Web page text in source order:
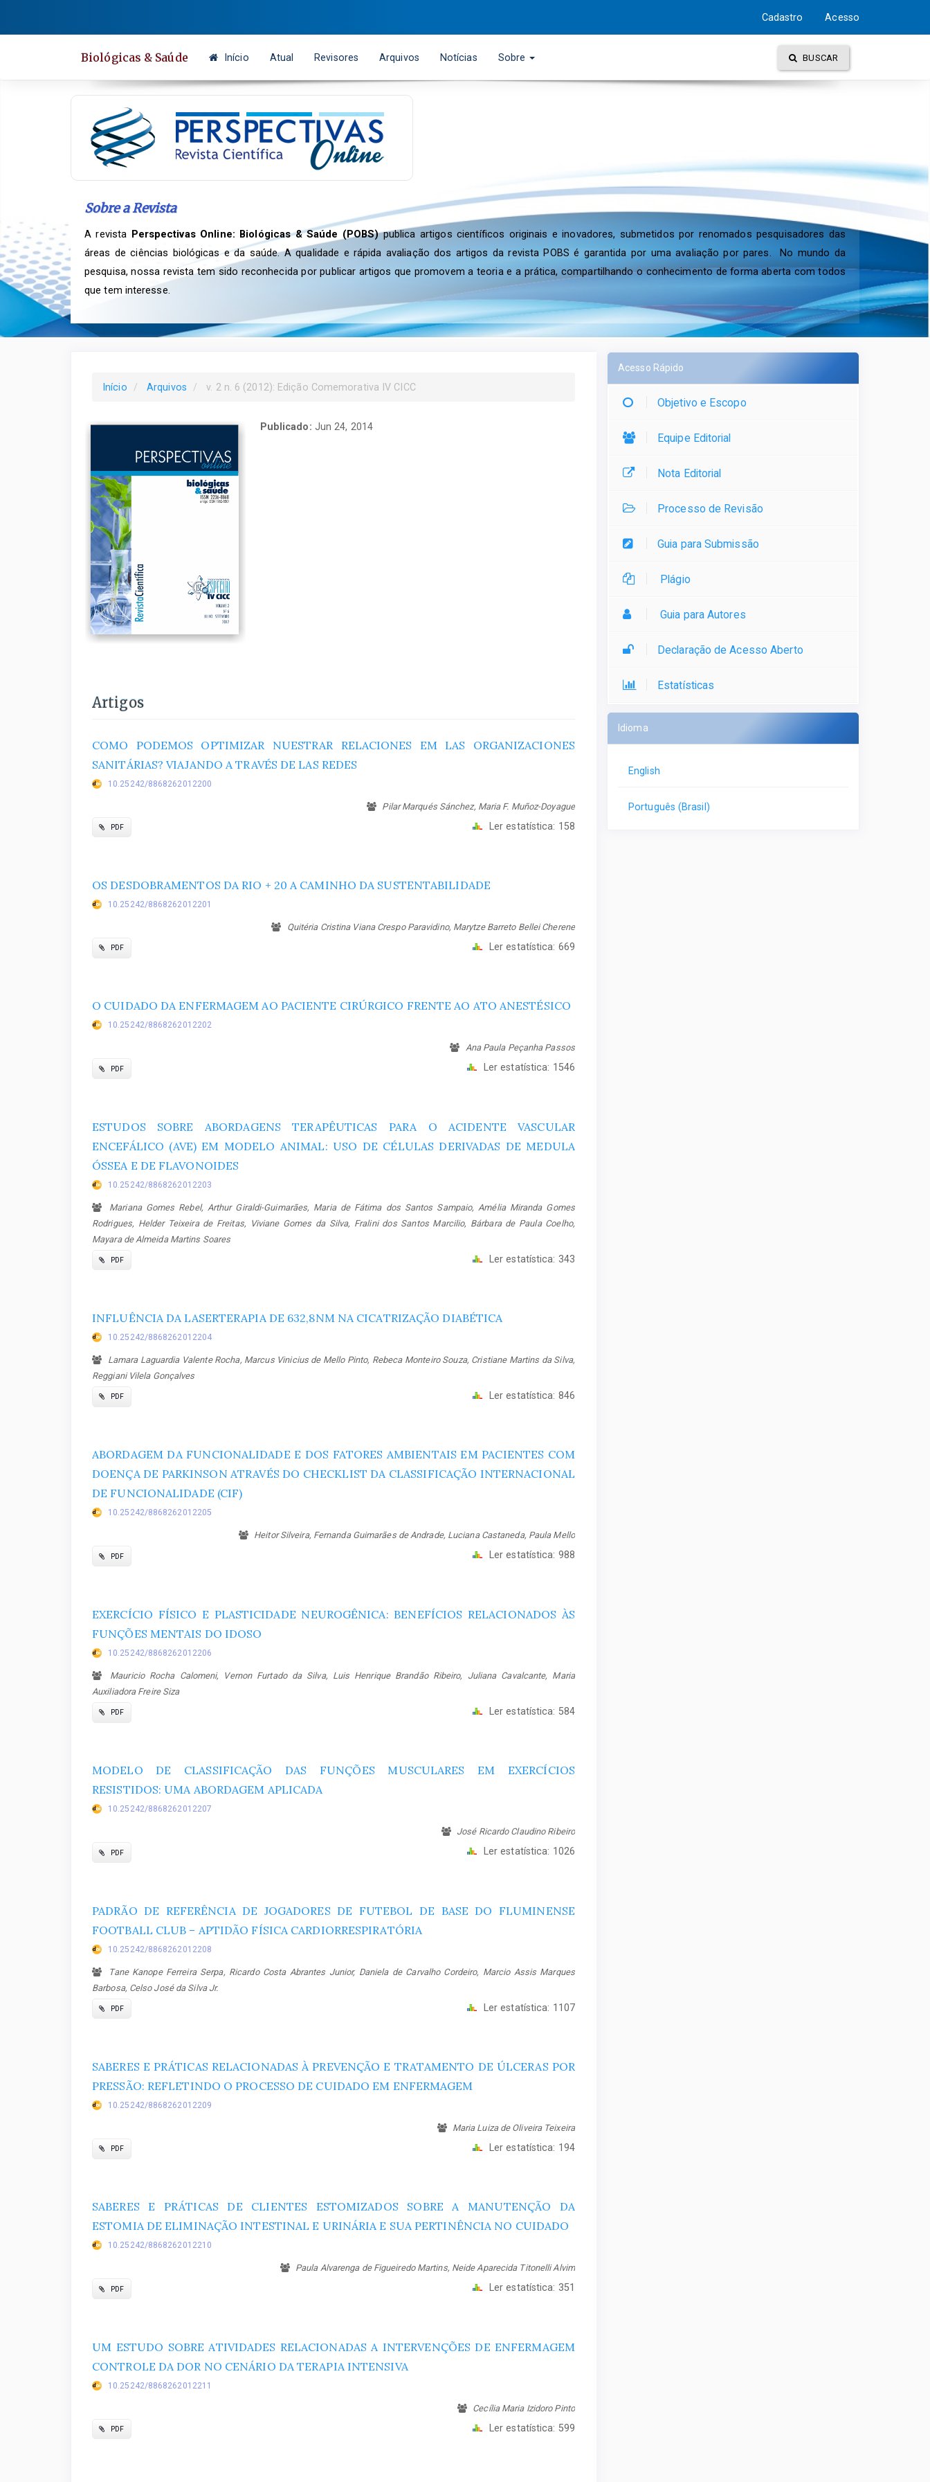
Lateral
Cadastro Acesso
Biológicas & Saúde Início Atual Revisores Arquivos Notícias Sobre BUSCAR
Sobre a Revista
A revista Perspectivas Online: Biológicas & Saúde (POBS)publica artigos científicos originais e inovadores, submetidos por renomados pesquisadores das
áreas de ciências biológicas e da saúde. A qualidade e rápida avaliação dos artigos da revista POBS é garantida por uma avaliação por pares. No mundo da
pesquisa, nossa revista tem sido reconhecida por publicar artigos que promovem a teoria e a prática, compartilhando o conhecimento de forma aberta com todos
que tem interesse.
Início Arquivos v. 2 n. 6 (2012): Edição Comemorativa IV CICC
Publicado: Jun 24, 2014
Artigos
COMO PODEMOS OPTIMIZAR NUESTRAR RELACIONES EM LAS ORGANIZACIONES
SANITÁRIAS? VIAJANDO A TRAVÉS DE LAS REDES
10.25242/8868262012200
Pilar Marqués Sánchez, Maria F. Muñoz-Doyague
PDF Ler estatística: 158
OS DESDOBRAMENTOS DA RIO + 20 A CAMINHO DA SUSTENTABILIDADE
10.25242/8868262012201
Quitéria Cristina Viana Crespo Paravidino, Marytze Barreto Bellei Cherene
PDF Ler estatística: 669
O CUIDADO DA ENFERMAGEM AO PACIENTE CIRÚRGICO FRENTE AO ATO ANESTÉSICO
10.25242/8868262012202
Ana Paula Peçanha Passos
PDF Ler estatística: 1546
ESTUDOS SOBRE ABORDAGENS TERAPÊUTICAS PARA O ACIDENTE VASCULAR
ENCEFÁLICO (AVE) EM MODELO ANIMAL: USO DE CÉLULAS DERIVADAS DE MEDULA
ÓSSEA E DE FLAVONOIDES
10.25242/8868262012203
Mariana Gomes Rebel, Arthur Giraldi-Guimarães, Maria de Fátima dos Santos Sampaio, Amélia Miranda Gomes
Rodrigues, Helder Teixeira de Freitas, Viviane Gomes da Silva, Fralini dos Santos Marcilio, Bárbara de Paula Coelho,
Mayara de Almeida Martins Soares
PDF Ler estatística: 343
INFLUÊNCIA DA LASERTERAPIA DE 632,8NM NA CICATRIZAÇÃO DIABÉTICA
10.25242/8868262012204
Lamara Laguardia Valente Rocha, Marcus Vinicius de Mello Pinto, Rebeca Monteiro Souza, Cristiane Martins da Silva,
Reggiani Vilela Gonçalves
PDF Ler estatística: 846
ABORDAGEM DA FUNCIONALIDADE E DOS FATORES AMBIENTAIS EM PACIENTES COM
DOENÇA DE PARKINSON ATRAVÉS DO CHECKLIST DA CLASSIFICAÇÃO INTERNACIONAL
DE FUNCIONALIDADE (CIF)
10.25242/8868262012205
Heitor Silveira, Fernanda Guimarães de Andrade, Luciana Castaneda, Paula Mello
PDF Ler estatística: 988
EXERCÍCIO FÍSICO E PLASTICIDADE NEUROGÊNICA: BENEFÍCIOS RELACIONADOS ÀS
FUNÇÕES MENTAIS DO IDOSO
10.25242/8868262012206
Mauricio Rocha Calomeni, Vernon Furtado da Silva, Luis Henrique Brandão Ribeiro, Juliana Cavalcante, Maria
Auxiliadora Freire Siza
PDF Ler estatística: 584
MODELO DE CLASSIFICAÇÃO DAS FUNÇÕES MUSCULARES EM EXERCÍCIOS
RESISTIDOS: UMA ABORDAGEM APLICADA
10.25242/8868262012207
José Ricardo Claudino Ribeiro
PDF Ler estatística: 1026
PADRÃO DE REFERÊNCIA DE JOGADORES DE FUTEBOL DE BASE DO FLUMINENSE
FOOTBALL CLUB – APTIDÃO FÍSICA CARDIORRESPIRATÓRIA
10.25242/8868262012208
Tane Kanope Ferreira Serpa, Ricardo Costa Abrantes Junior, Daniela de Carvalho Cordeiro, Marcio Assis Marques
Barbosa, Celso José da Silva Jr.
PDF Ler estatística: 1107
SABERES E PRÁTICAS RELACIONADAS À PREVENÇÃO E TRATAMENTO DE ÚLCERAS POR
PRESSÃO: REFLETINDO O PROCESSO DE CUIDADO EM ENFERMAGEM
10.25242/8868262012209
Maria Luiza de Oliveira Teixeira
PDF Ler estatística: 194
SABERES E PRÁTICAS DE CLIENTES ESTOMIZADOS SOBRE A MANUTENÇÃO DA
ESTOMIA DE ELIMINAÇÃO INTESTINAL E URINÁRIA E SUA PERTINÊNCIA NO CUIDADO
10.25242/8868262012210
Paula Alvarenga de Figueiredo Martins, Neide Aparecida Titonelli Alvim
PDF Ler estatística: 351
UM ESTUDO SOBRE ATIVIDADES RELACIONADAS A INTERVENÇÕES DE ENFERMAGEM
CONTROLE DA DOR NO CENÁRIO DA TERAPIA INTENSIVA
10.25242/8868262012211
Cecília Maria Izidoro Pinto
PDF Ler estatística: 599
Acesso Rápido
Objetivo e Escopo
Equipe Editorial
Nota Editorial
Processo de Revisão
Guia para Submissão
Plágio
Guia para Autores
Declaração de Acesso Aberto
Estatísticas
Idioma
English
Português (Brasil)